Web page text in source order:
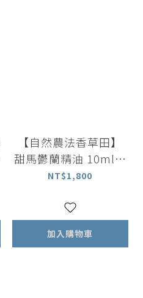
【自然農法香草田】
甜馬鬱蘭精油 10ml｜
百分百植物萃取精油
NT$1,800
加入購物車